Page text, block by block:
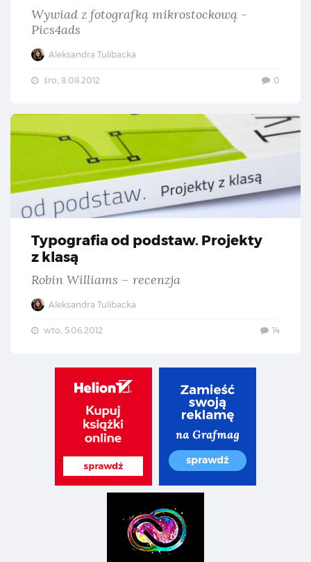
Wywiad z fotografką mikrostockową -
Pics4ads
Aleksandra Tulibacka
śro., 8.08.2012 0
Typografia od podstaw. Projekty
z klasą
Robin Williams – recenzja
Aleksandra Tulibacka
wto., 5.06.2012 14